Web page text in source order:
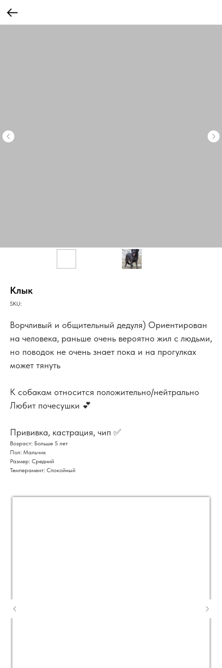
Клык
SKU:
Ворчливый и общительный дедуля) Ориентирован
на человека, раньше очень вероятно жил с людьми,
но поводок не очень знает пока и на прогулках
может тянуть
К собакам относится положительно/нейтрально
Любит почесушки 💕
Прививка, кастрация, чип ✅
Возраст: Больше 5 лет
Пол: Мальчик
Размер: Средний
Темперамент: Спокойный